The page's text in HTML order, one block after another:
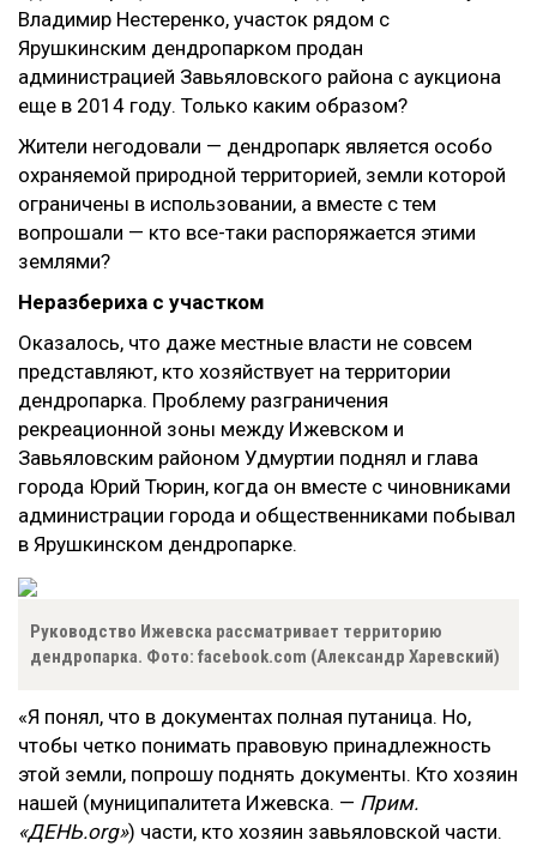
Владимир Нестеренко, участок рядом с
Ярушкинским дендропарком продан
администрацией Завьяловского района с аукциона
еще в 2014 году. Только каким образом?
Жители негодовали — дендропарк является особо
охраняемой природной территорией, земли которой
ограничены в использовании, а вместе с тем
вопрошали — кто все-таки распоряжается этими
землями?
Неразбериха с участком
Оказалось, что даже местные власти не совсем
представляют, кто хозяйствует на территории
дендропарка. Проблему разграничения
рекреационной зоны между Ижевском и
Завьяловским районом Удмуртии поднял и глава
города Юрий Тюрин, когда он вместе с чиновниками
администрации города и общественниками побывал
в Ярушкинском дендропарке.
Руководство Ижевска рассматривает территорию
дендропарка. Фото: facebook.com (Александр Харевский)
«Я понял, что в документах полная путаница. Но,
чтобы четко понимать правовую принадлежность
этой земли, попрошу поднять документы. Кто хозяин
нашей (муниципалитета Ижевска. — Прим.
«ДЕНЬ.org») части, кто хозяин завьяловской части.